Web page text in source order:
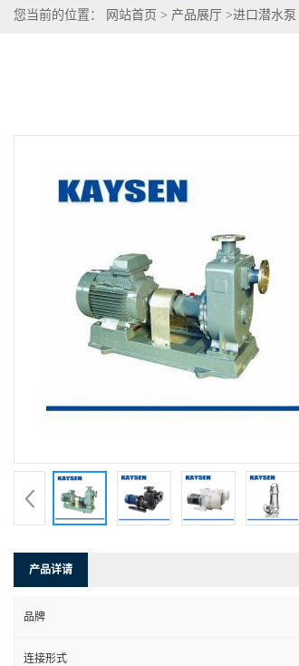
您当前的位置： 网站首页 > 产品展厅 >进口潜水泵
产品详请
品牌
连接形式